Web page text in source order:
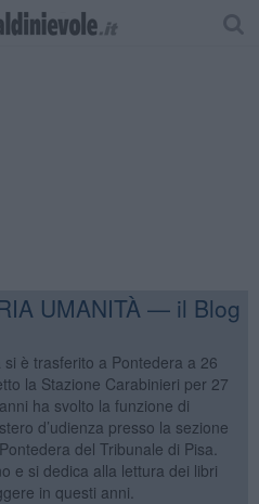
UMANITÀ — il Blog
si è trasferito a Pontedera a 26
la Stazione Carabinieri per 27
ha svolto la funzione di
d’udienza presso la sezione
del Tribunale di Pisa.
e si dedica alla lettura dei libri
in questi anni.